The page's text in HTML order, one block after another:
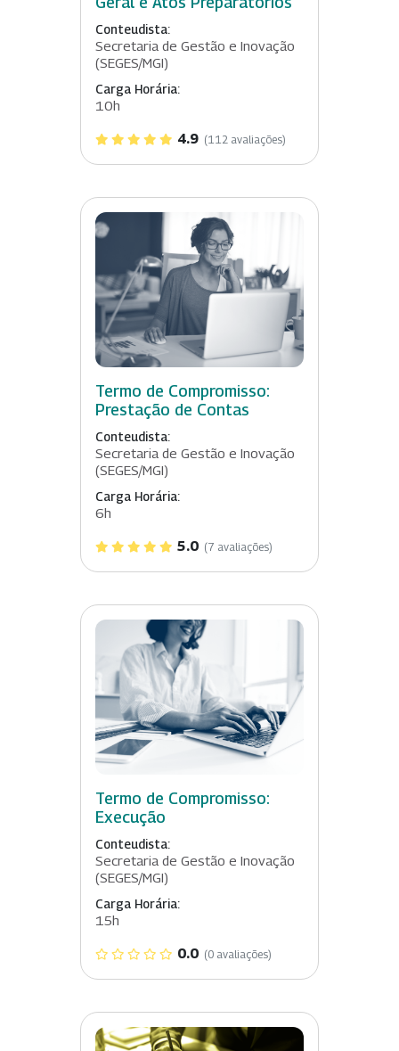
Conteudista:
Secretaria de Gestão e Inovação
(SEGES/MGI)
Carga Horária:
10h
4.9 (112 avaliações)
Termo de Compromisso:
Prestação de Contas
Conteudista:
Secretaria de Gestão e Inovação
(SEGES/MGI)
Carga Horária:
6h
5.0 (7 avaliações)
Termo de Compromisso:
Execução
Conteudista:
Secretaria de Gestão e Inovação
(SEGES/MGI)
Carga Horária:
15h
0.0 (0 avaliações)